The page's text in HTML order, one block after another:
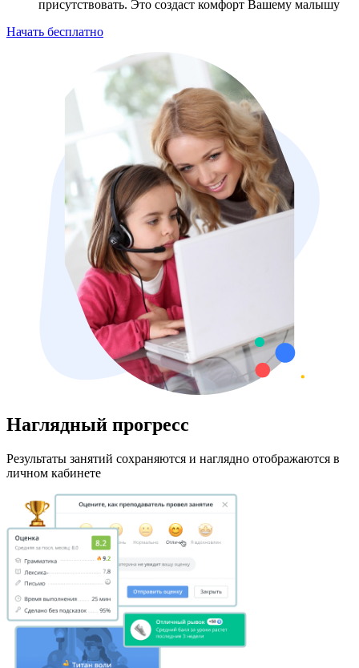
присутствовать. Это создаст комфорт Вашему малышу
Начать бесплатно
Наглядный прогресс
Результаты занятий сохраняются и наглядно отображаются в
личном кабинете